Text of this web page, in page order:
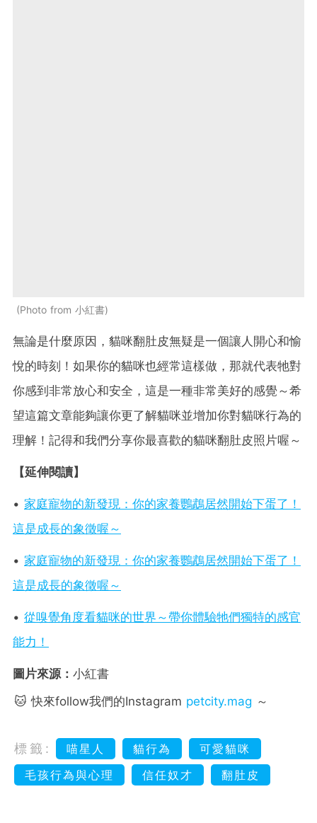
Photo from 小紅書
無論是什麼原因，貓咪翻肚皮無疑是一個讓人開心和愉
悅的時刻！如果你的貓咪也經常這樣做，那就代表牠對
你感到非常放心和安全，這是一種非常美好的感覺～希
望這篇文章能夠讓你更了解貓咪並增加你對貓咪行為的
理解！記得和我們分享你最喜歡的貓咪翻肚皮照片喔～
【延伸閱讀】
• 家庭寵物的新發現：你的家養鸚鵡居然開始下蛋了！
這是成長的象徵喔～
• 家庭寵物的新發現：你的家養鸚鵡居然開始下蛋了！
這是成長的象徵喔～
• 從嗅覺角度看貓咪的世界～帶你體驗牠們獨特的感官
能力！
圖片來源： 小紅書
🐱 快來follow我們的Instagram petcity.mag ～
標籤: 喵星人 貓行為
可愛貓咪
毛孩行為與心理
信任奴才 翻肚皮